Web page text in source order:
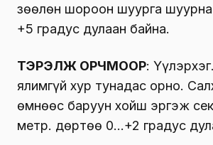
зөөлөн шороон шуурга
+5 градус дулаан байна.
ТЭРЭЛЖ ОРЧМООР:
ялимгүй хур тунадас орно.
өмнөөс баруун хойш эргэж
метр. Өдөртөө 0…+2 градус